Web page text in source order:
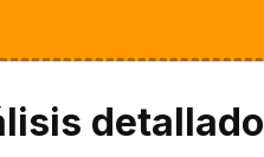
detallado